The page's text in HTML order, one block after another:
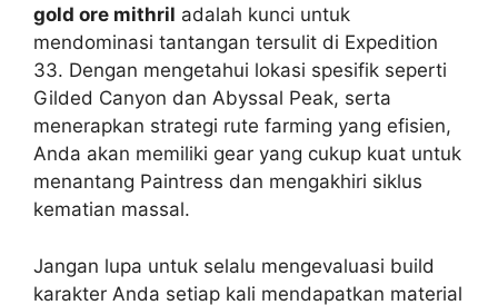
gold ore mithril adalah kunci untuk
mendominasi tantangan tersulit di Expedition
33. Dengan mengetahui lokasi spesifik seperti
Gilded Canyon dan Abyssal Peak, serta
menerapkan strategi rute farming yang efisien,
Anda akan memiliki gear yang cukup kuat untuk
menantang Paintress dan mengakhiri siklus
kematian massal.
Jangan lupa untuk selalu mengevaluasi build
karakter Anda setiap kali mendapatkan material